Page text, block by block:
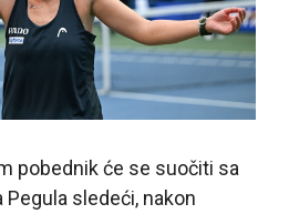
pobednik će se suočiti sa
Pegula sledeći, nakon